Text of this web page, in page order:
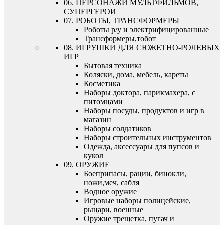
06. ПЕРСОНАЖИ МУЛЬТФИЛЬМОВ,
СУПЕРГЕРОИ
07. РОБОТЫ, ТРАНСФОРМЕРЫ
Роботы р/у и электрифицированные
Трансформеры,тобот
08. ИГРУШКИ ДЛЯ СЮЖЕТНО-РОЛЕВЫХ
ИГР
Бытовая техника
Коляски, дома, мебель, кареты
Косметика
Наборы доктора, парикмахера, с
питомцами
Наборы посуды, продуктов и игр в
магазин
Наборы солдатиков
Наборы строительных инструментов
Одежда, аксессуары для пупсов и
кукол
09. ОРУЖИЕ
Боеприпасы, рации, бинокли,
ножи,меч, сабля
Водное оружие
Игровые наборы полицейские,
рыцари, военные
Оружие трещетка, пугач и